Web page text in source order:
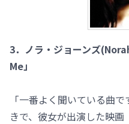
3．ノラ・ジョーンズ
Me」
「一番よく聞いている曲
きで、彼女が出演した映